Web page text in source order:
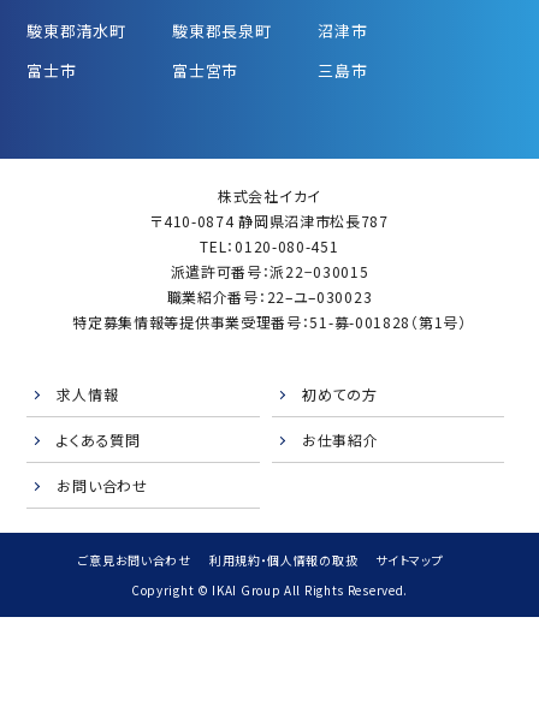
駿東郡清水町
駿東郡長泉町
沼津市
富士市
富士宮市 三島市
株式会社イカイ
〒410-0874 静岡県沼津市松長787
TEL：0120-080-451
派遣許可番号：派22−030015
職業紹介番号：22–ユ–030023
特定募集情報等提供事業受理番号：51-募-001828（第1号）
求人情報 初めての方
よくある質問 お仕事紹介
お問い合わせ
ご意見お問い合わせ 利用規約・個人情報の取扱
サイトマップ
Copyright © IKAI Group All Rights Reserved.